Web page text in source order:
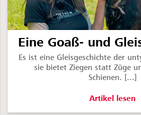
Eine Goaß- und
Es ist eine Gleisgeschichte der
sie bietet Ziegen statt Züge
Schienen. [...]
Eine Goaß-
Artikel lesen